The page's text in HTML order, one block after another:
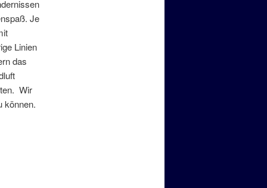
Je
Linien
das
Wir
können.